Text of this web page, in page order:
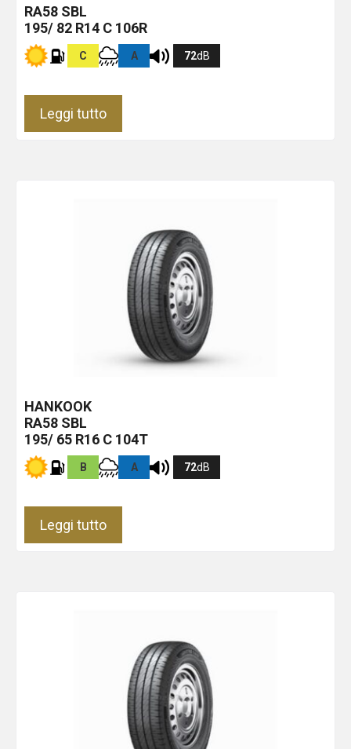
RA58 SBL
195/ 82 R14 C 106R
C A 72dB
Leggi tutto
HANKOOK
RA58 SBL
195/ 65 R16 C 104T
B A 72dB
Leggi tutto